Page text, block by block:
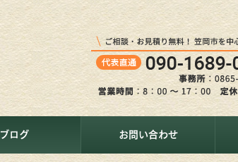
ブログ お問い合わせ